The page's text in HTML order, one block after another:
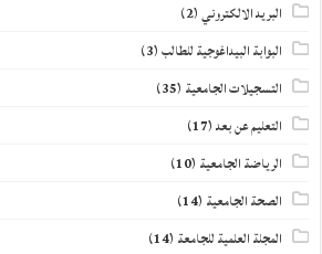
البريد الالكتروني(2)
البوابة البيداغوجية للطالب(3)
التسجيلات الجامعية (35)
التعليم عن بعد(17)
الرياضة الجامعية (10)
الصحة الجامعية (14)
المجلة العلمية للجامعة (14)